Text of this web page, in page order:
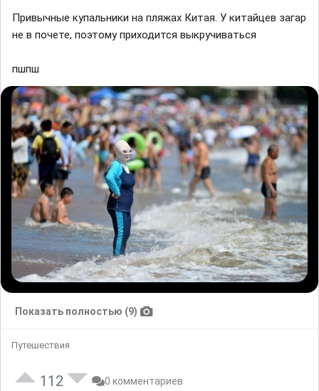
Привычные купальники на пляжах Китая. У китайцев загар
не в почете, поэтому приходится выкручиваться
пшпш
Показать полностью (9)
Путешествия
112 0 комментариев